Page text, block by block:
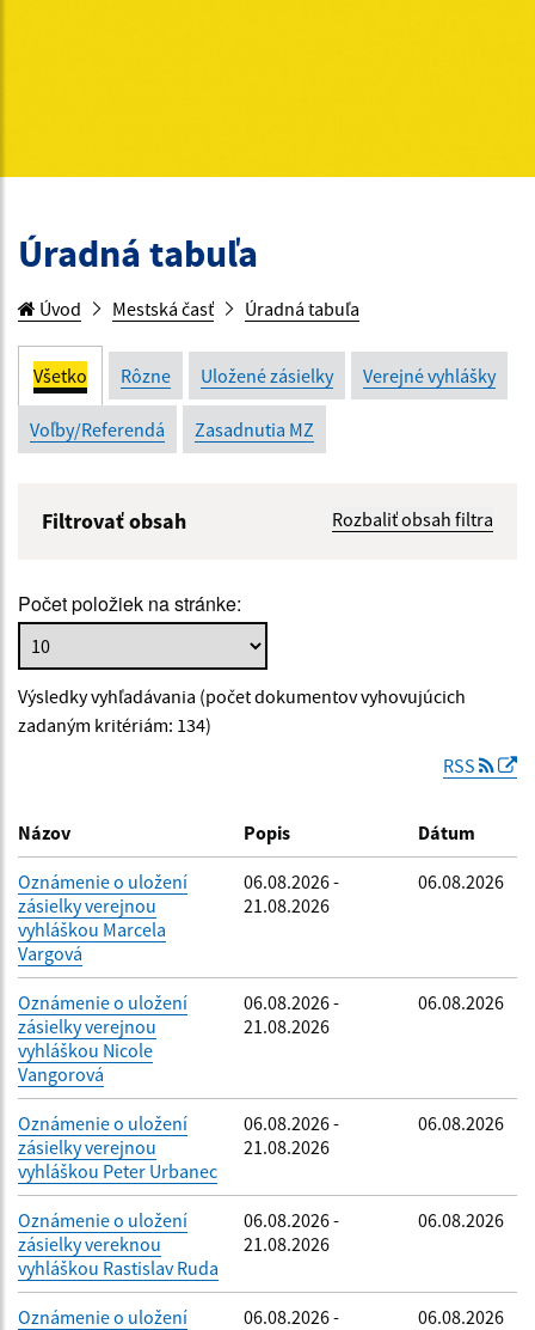
Úradná tabuľa
Úvod Mestská časť Úradná tabuľa
Všetko Rôzne Uložené zásielky Verejné vyhlášky
Voľby/Referendá Zasadnutia MZ
Filtrovať obsah Rozbaliť obsah filtra
Popis:
Dátum zverejnenia od:
Filtrovať
Počet položiek na stránke:
Výsledky vyhľadávania (počet dokumentov vyhovujúcich
zadaným kritériám: 134)
RSS
Názov Popis Dátum
Oznámenie o uložení
zásielky verejnou
vyhláškou Marcela
Vargová
06.08.2026 -
21.08.2026
06.08.2026
Oznámenie o uložení
zásielky verejnou
vyhláškou Nicole
Vangorová
06.08.2026 -
21.08.2026
06.08.2026
Oznámenie o uložení
zásielky verejnou
vyhláškou Peter Urbanec
06.08.2026 -
21.08.2026
06.08.2026
Oznámenie o uložení
zásielky vereknou
vyhláškou Rastislav Ruda
06.08.2026 -
21.08.2026
06.08.2026
Oznámenie o uložení
06.08.2026 -
06.08.2026